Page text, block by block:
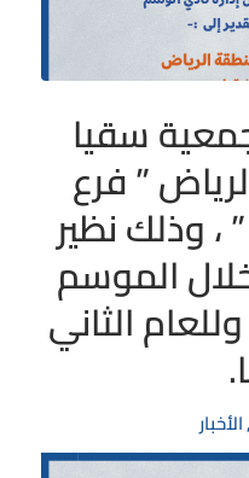
سقيا
” فرع
وذلك نظير
الموسم
الثاني
,الأخبار